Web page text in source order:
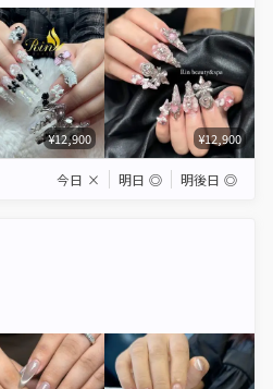
¥12,900 ¥12,900
今日 × 明日 ◎ 明後日 ◎